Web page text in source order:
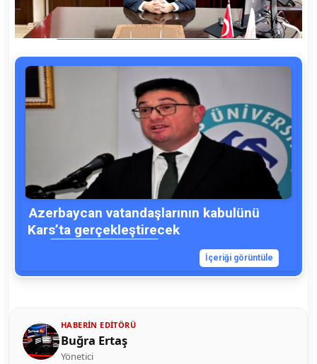
Azerbaycan vatandaşlarının kabulünü
Kars’ta gerçekleştirecek
İçeriği görüntüle
HABERIN EDITÖRÜ
Buğra Ertaş
Yönetici